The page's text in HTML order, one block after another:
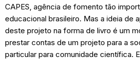
CAPES, agência de fomento tão
educacional brasileiro. Mas a ideia de
deste projeto na forma de livro é um
prestar contas de um projeto para a
particular para comunidade científica.